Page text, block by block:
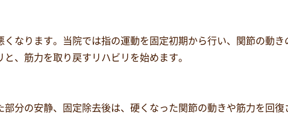
なります。当院では指の運動を固定初期から行い、関節の動き
、筋力を取り戻すリハビリを始めます。
分の安静、固定除去後は、硬くなった関節の動きや筋力を回